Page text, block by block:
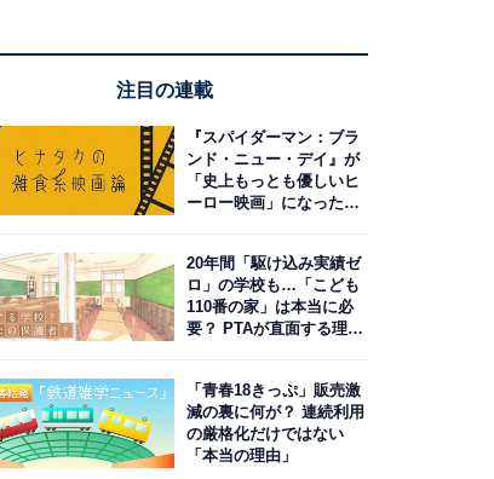
注目の連載
『スパイダーマン：ブラ
ンド・ニュー・デイ』が
「史上もっとも優しいヒ
ーロー映画」になった理
20年間「駆け込み実績ゼ
ロ」の学校も…「こども
110番の家」は本当に必
要？ PTAが直面する理想
「青春18きっぷ」販売激
減の裏に何が？ 連続利用
の厳格化だけではない
「本当の理由」